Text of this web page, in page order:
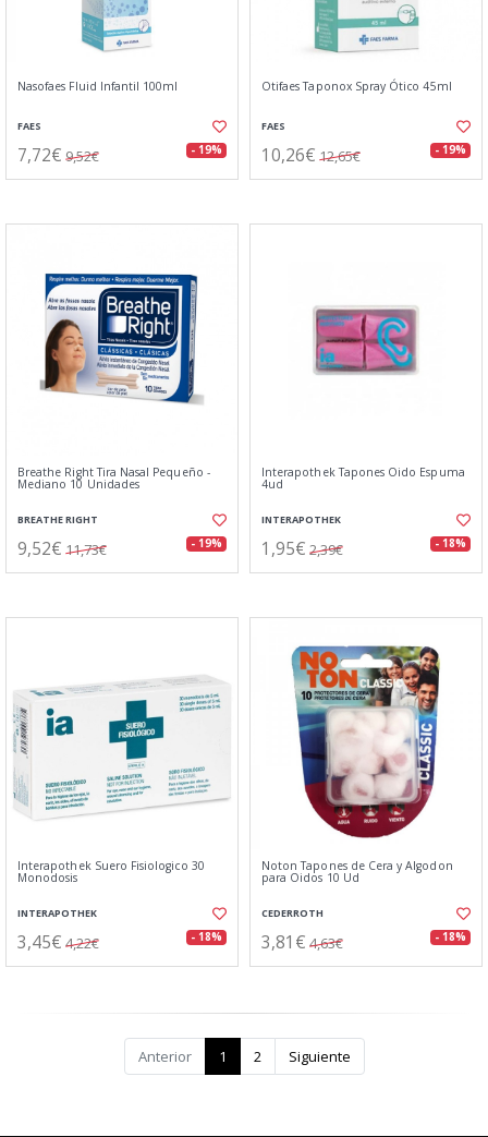
Nasofaes Fluid Infantil 100ml
FAES
7,72€ 9,52€ - 19%
Otifaes Taponox Spray Ótico 45ml
FAES
10,26€ 12,65€ - 19%
Breathe Right Tira Nasal Pequeño -
Mediano 10 Unidades
BREATHE RIGHT
9,52€ 11,73€ - 19%
Interapothek Tapones Oido Espuma
4ud
INTERAPOTHEK
1,95€ 2,39€ - 18%
Interapothek Suero Fisiologico 30
Monodosis
INTERAPOTHEK
3,45€ 4,22€ - 18%
Noton Tapones de Cera y Algodon
para Oidos 10 Ud
CEDERROTH
3,81€ 4,63€ - 18%
Anterior 1 2 Siguiente